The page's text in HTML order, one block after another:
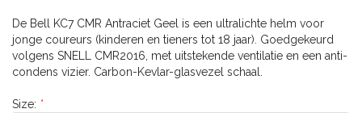
De Bell KC7 CMR Antraciet Geel is een ultralichte helm voor
jonge coureurs (kinderen en tieners tot 18 jaar). Goedgekeurd
volgens SNELL CMR2016, met uitstekende ventilatie en een anti-
condens vizier. Carbon-Kevlar-glasvezel schaal.
Size: *